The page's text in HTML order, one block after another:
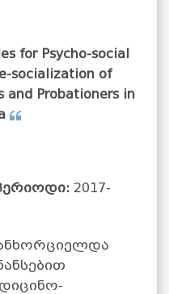
for Psycho-social
socialization of
and Probationers in
2017-